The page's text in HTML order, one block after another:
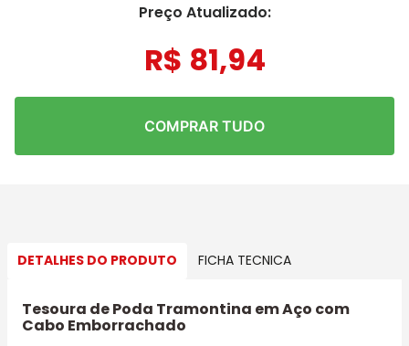
Preço Atualizado:
R$ 81,94
COMPRAR TUDO
DETALHES DO PRODUTO FICHA TECNICA
Tesoura de Poda Tramontina em Aço com
Cabo Emborrachado